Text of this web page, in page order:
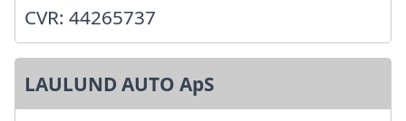
CVR: 44265737
LAULUND AUTO ApS